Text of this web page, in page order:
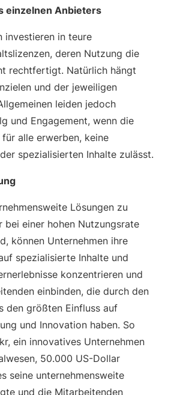
einzelnen Anbieters
investieren in teure
deren Nutzung die
rechtfertigt. Natürlich hängt
und der jeweiligen
leiden jedoch
und Engagement, wenn die
für alle erwerben, keine
spezialisierten Inhalte zulässt.
Lösungen zu
bei einer hohen Nutzungsrate
können Unternehmen ihre
spezialisierte Inhalte und
konzentrieren und
einbinden, die durch den
den größten Einfluss auf
und Innovation haben. So
ein innovatives Unternehmen
50.000 US-Dollar
seine unternehmensweite
und die Mitarbeitenden